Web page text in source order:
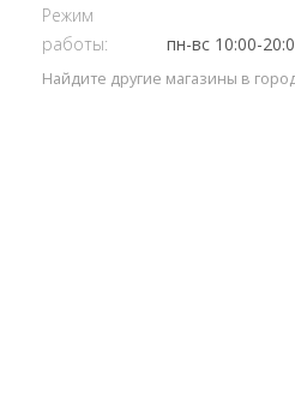
Режим
работы:
пн-вс 10:00-
Найдите другие магазины в